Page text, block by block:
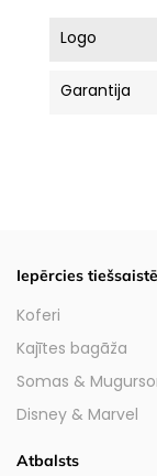
Logo
Garantija
Iepērcies tiešsaistē
Koferi
Kajītes bagāža
Somas &
Disney & Marvel
Atbalsts